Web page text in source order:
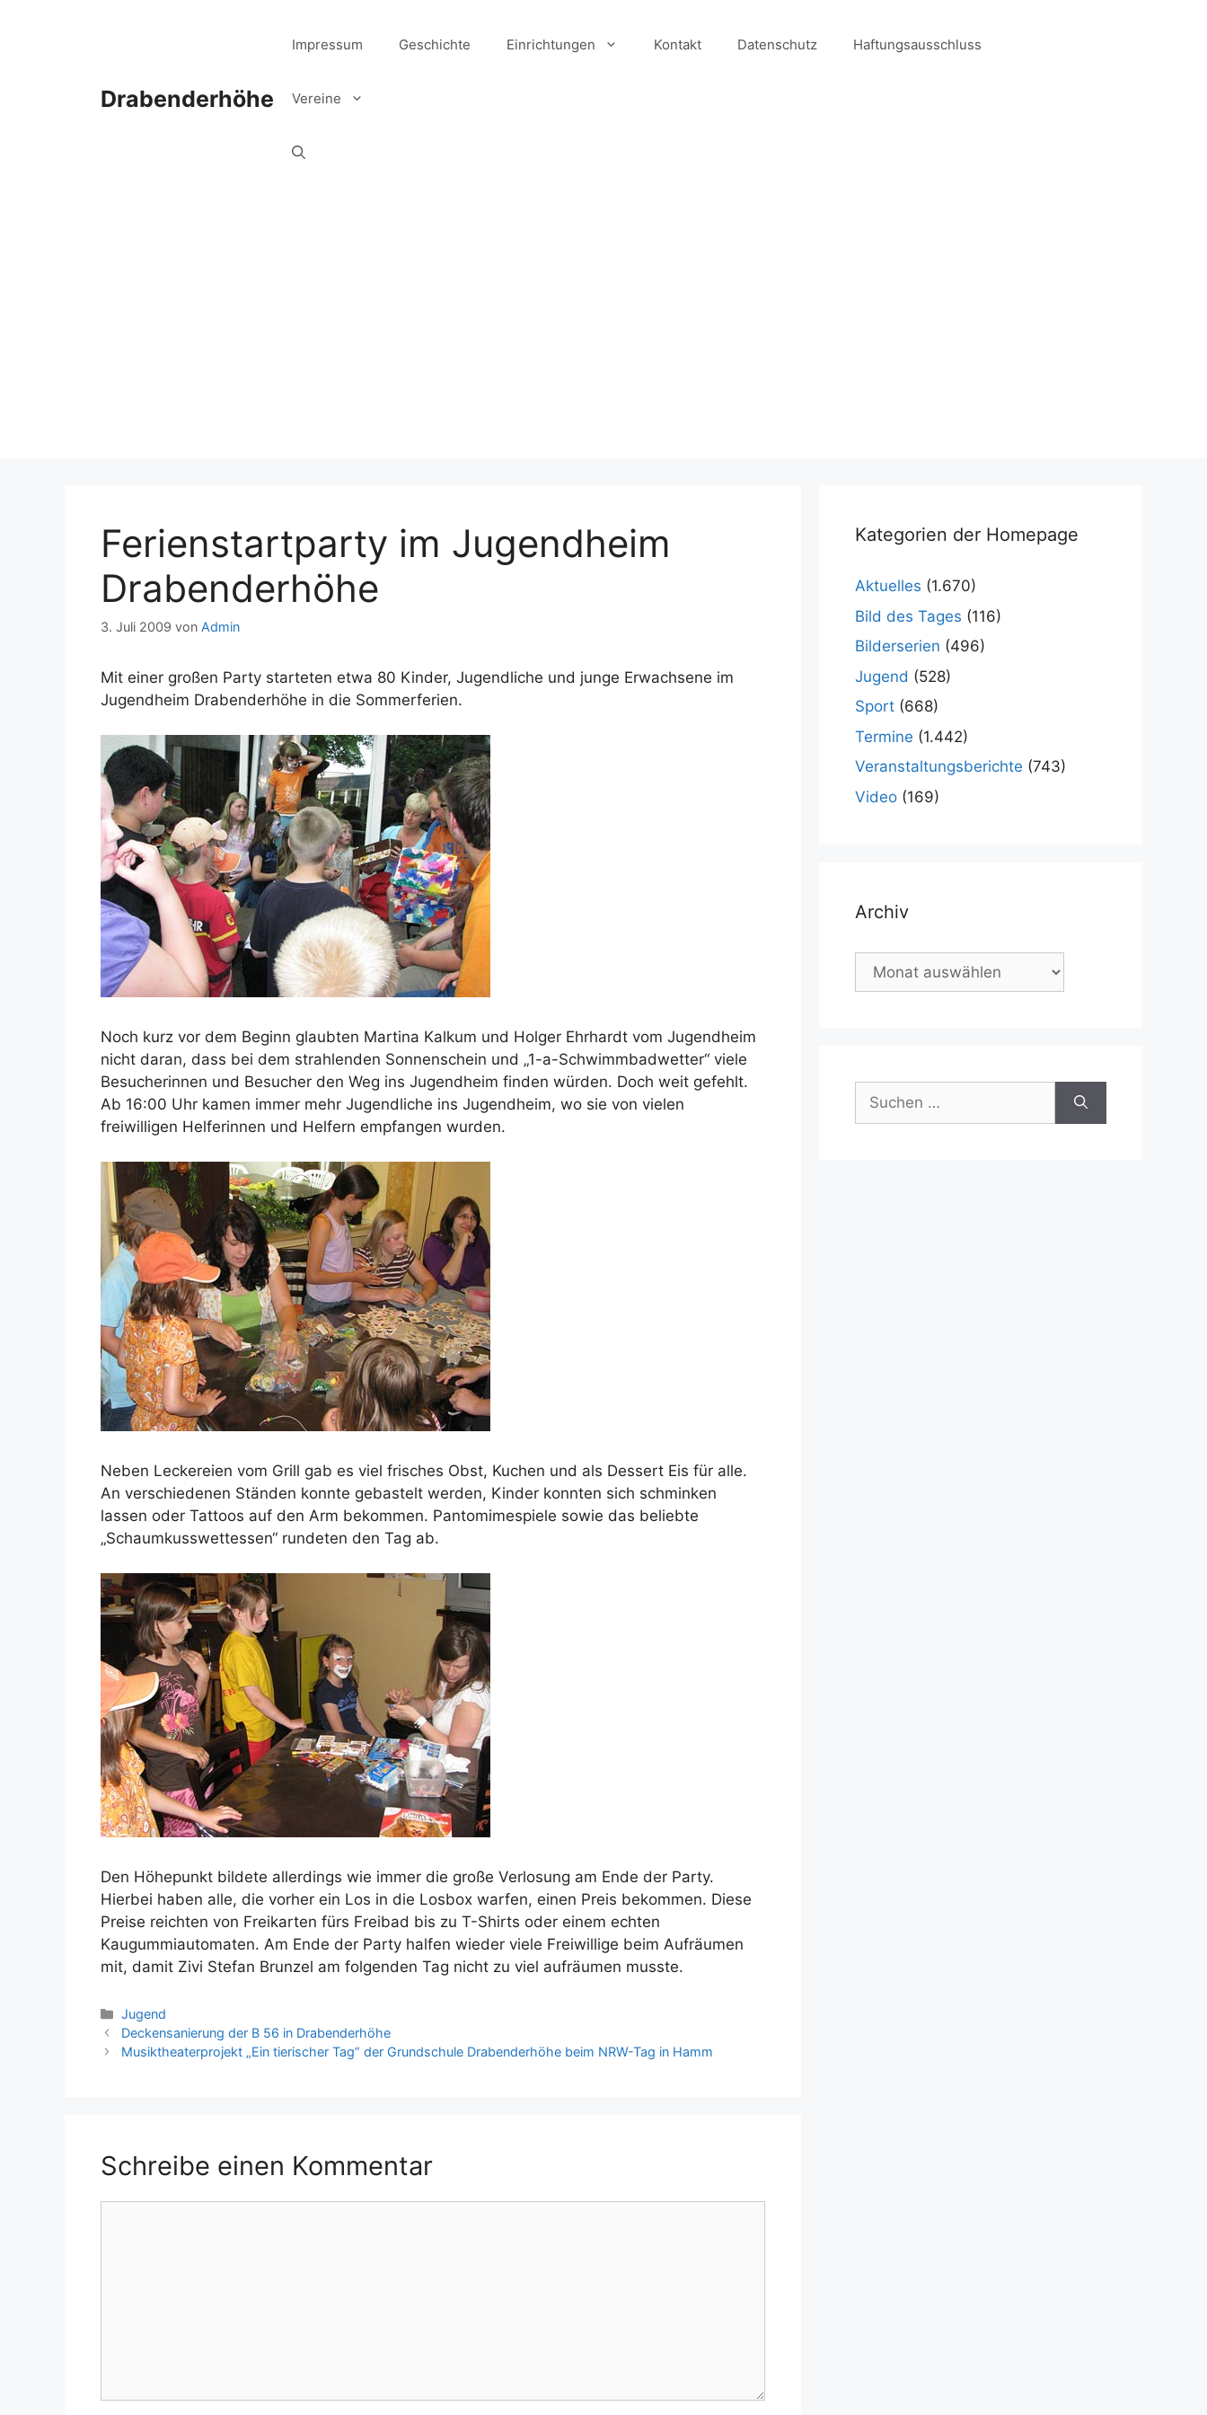
Drabenderhöhe
Impressum Geschichte Einrichtungen Kontakt Datenschutz Haftungsausschluss
Vereine
Ferienstartparty im Jugendheim
Drabenderhöhe
3. Juli 2009 von Admin
Mit einer großen Party starteten etwa 80 Kinder, Jugendliche und junge Erwachsene im
Jugendheim Drabenderhöhe in die Sommerferien.
Noch kurz vor dem Beginn glaubten Martina Kalkum und Holger Ehrhardt vom Jugendheim
nicht daran, dass bei dem strahlenden Sonnenschein und „1-a-Schwimmbadwetter“ viele
Besucherinnen und Besucher den Weg ins Jugendheim finden würden. Doch weit gefehlt.
Ab 16:00 Uhr kamen immer mehr Jugendliche ins Jugendheim, wo sie von vielen
freiwilligen Helferinnen und Helfern empfangen wurden.
Neben Leckereien vom Grill gab es viel frisches Obst, Kuchen und als Dessert Eis für alle.
An verschiedenen Ständen konnte gebastelt werden, Kinder konnten sich schminken
lassen oder Tattoos auf den Arm bekommen. Pantomimespiele sowie das beliebte
„Schaumkusswettessen“ rundeten den Tag ab.
Den Höhepunkt bildete allerdings wie immer die große Verlosung am Ende der Party.
Hierbei haben alle, die vorher ein Los in die Losbox warfen, einen Preis bekommen. Diese
Preise reichten von Freikarten fürs Freibad bis zu T-Shirts oder einem echten
Kaugummiautomaten. Am Ende der Party halfen wieder viele Freiwillige beim Aufräumen
mit, damit Zivi Stefan Brunzel am folgenden Tag nicht zu viel aufräumen musste.
Kategorien
Jugend
Deckensanierung der B 56 in Drabenderhöhe
Musiktheaterprojekt „Ein tierischer Tag“ der Grundschule Drabenderhöhe beim NRW-Tag in Hamm
Schreibe einen Kommentar
Kategorien der Homepage
Aktuelles (1.670)
Bild des Tages (116)
Bilderserien (496)
Jugend (528)
Sport (668)
Termine (1.442)
Veranstaltungsberichte (743)
Video (169)
Archiv
Archiv
nach: